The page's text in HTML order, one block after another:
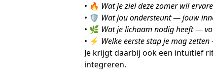
• 🔥 Wat je ziel deze zomer wil
• 🛡️ Wat jou ondersteunt — jouw
• 🌿 Wat je lichaam nodig heeft —
• ⚡ Welke eerste stap je mag
Je krijgt daarbij ook een intuïtief
integreren.